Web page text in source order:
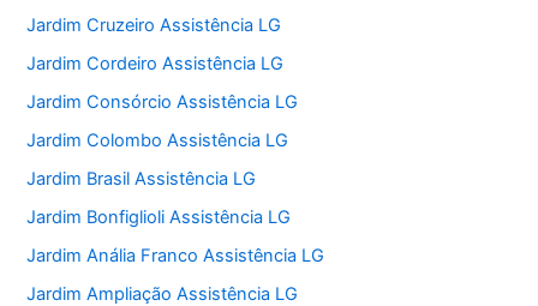
Jardim Cruzeiro Assistência LG
Jardim Cordeiro Assistência LG
Jardim Consórcio Assistência LG
Jardim Colombo Assistência LG
Jardim Brasil Assistência LG
Jardim Bonfiglioli Assistência LG
Jardim Anália Franco Assistência LG
Jardim Ampliação Assistência LG